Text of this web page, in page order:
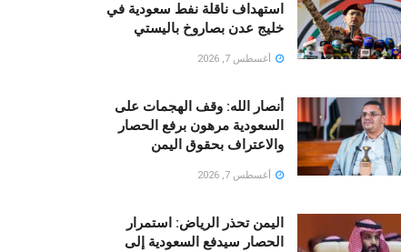
استهداف ناقلة نفط سعودية في
خليج عدن بصاروخ باليستي
أغسطس 7, 2026
أنصار الله: وقف الهجمات على
السعودية مرهون برفع الحصار
والاعتراف بحقوق اليمن
أغسطس 7, 2026
اليمن تحذر الرياض: استمرار
الحصار سيدفع السعودية إلى